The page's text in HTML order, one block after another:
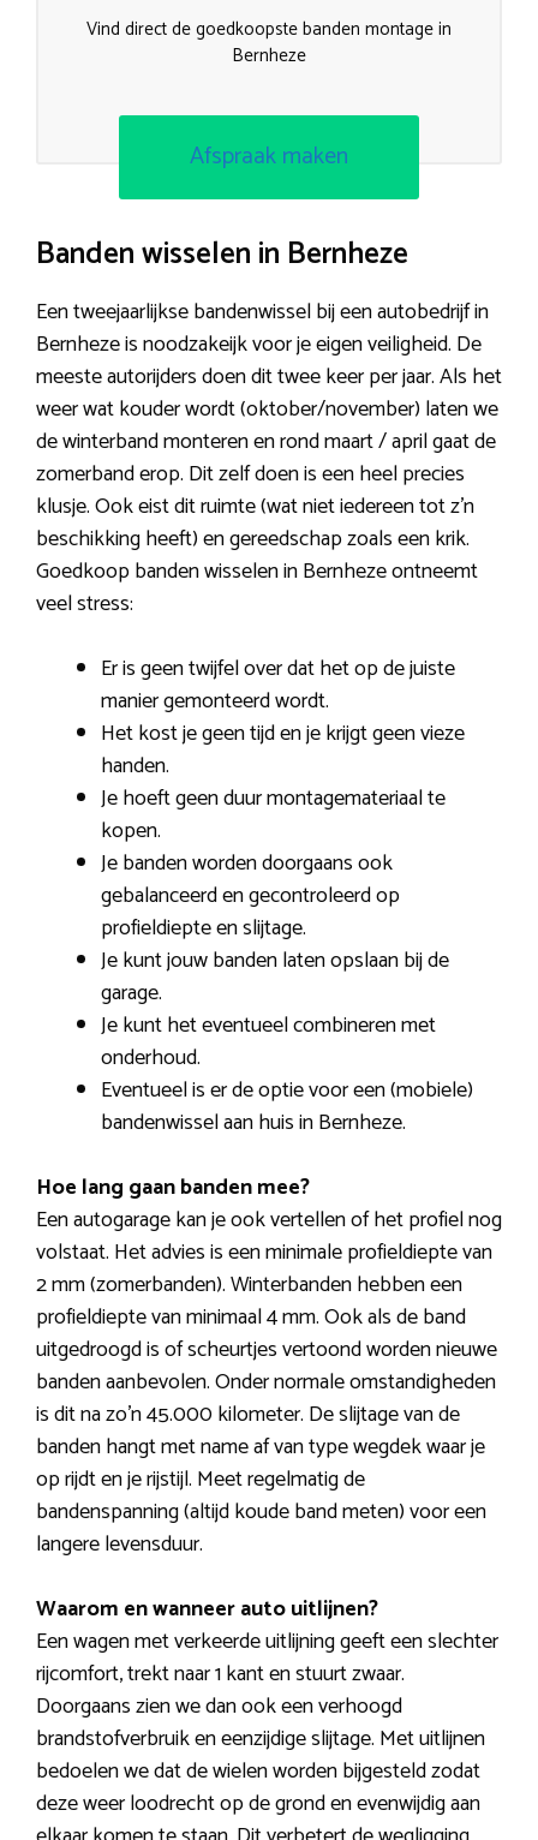
Vind direct de goedkoopste banden montage in
Bernheze
Afspraak maken
Banden wisselen in Bernheze
Een tweejaarlijkse bandenwissel bij een autobedrijf in
Bernheze is noodzakeijk voor je eigen veiligheid. De
meeste autorijders doen dit twee keer per jaar. Als het
weer wat kouder wordt (oktober/november) laten we
de winterband monteren en rond maart / april gaat de
zomerband erop. Dit zelf doen is een heel precies
klusje. Ook eist dit ruimte (wat niet iedereen tot z’n
beschikking heeft) en gereedschap zoals een krik.
Goedkoop banden wisselen in Bernheze ontneemt
veel stress:
Er is geen twijfel over dat het op de juiste
manier gemonteerd wordt.
Het kost je geen tijd en je krijgt geen vieze
handen.
Je hoeft geen duur montagemateriaal te
kopen.
Je banden worden doorgaans ook
gebalanceerd en gecontroleerd op
profieldiepte en slijtage.
Je kunt jouw banden laten opslaan bij de
garage.
Je kunt het eventueel combineren met
onderhoud.
Eventueel is er de optie voor een (mobiele)
bandenwissel aan huis in Bernheze.
Hoe lang gaan banden mee?
Een autogarage kan je ook vertellen of het profiel nog
volstaat. Het advies is een minimale profieldiepte van
2 mm (zomerbanden). Winterbanden hebben een
profieldiepte van minimaal 4 mm. Ook als de band
uitgedroogd is of scheurtjes vertoond worden nieuwe
banden aanbevolen. Onder normale omstandigheden
is dit na zo’n 45.000 kilometer. De slijtage van de
banden hangt met name af van type wegdek waar je
op rijdt en je rijstijl. Meet regelmatig de
bandenspanning (altijd koude band meten) voor een
langere levensduur.
Waarom en wanneer auto uitlijnen?
Een wagen met verkeerde uitlijning geeft een slechter
rijcomfort, trekt naar 1 kant en stuurt zwaar.
Doorgaans zien we dan ook een verhoogd
brandstofverbruik en eenzijdige slijtage. Met uitlijnen
bedoelen we dat de wielen worden bijgesteld zodat
deze weer loodrecht op de grond en evenwijdig aan